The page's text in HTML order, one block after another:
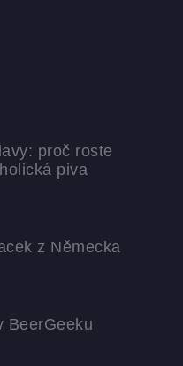
proč roste
piva
z Německa
BeerGeeku